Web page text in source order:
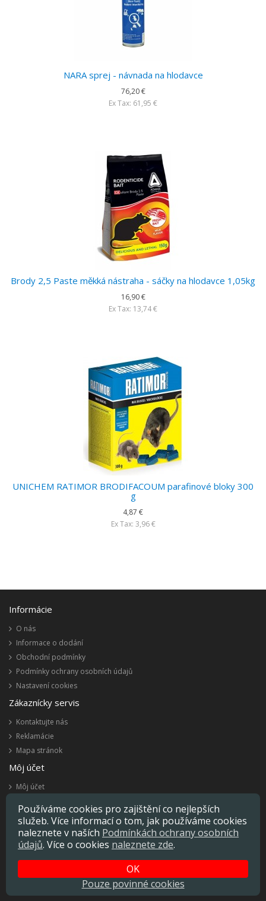
NARA sprej - návnada na hlodavce
76,20 €
Ex Tax: 61,95 €
Brody 2,5 Paste měkká nástraha - sáčky na hlodavce 1,05kg
16,90 €
Ex Tax: 13,74 €
UNICHEM RATIMOR BRODIFACOUM parafinové bloky 300
g
4,87 €
Ex Tax: 3,96 €
Informácie
O nás
Informace o dodání
Obchodní podmínky
Podmínky ochrany osobních údajů
Nastavení cookies
Zákaznícky servis
Kontaktujte nás
Reklamácie
Mapa stránok
Môj účet
Môj účet
Obľúbené produkty
Novinky
Deratizační-Staničky.cz
Stop škůdcům s.r.o. © 2025
Používáme cookies pro zajištění co nejlepších
služeb. Více informací o tom, jak používáme cookies
naleznete v naších Podmínkách ochrany osobních
údajů. Více o cookies naleznete zde.
OK
Pouze povinné cookies